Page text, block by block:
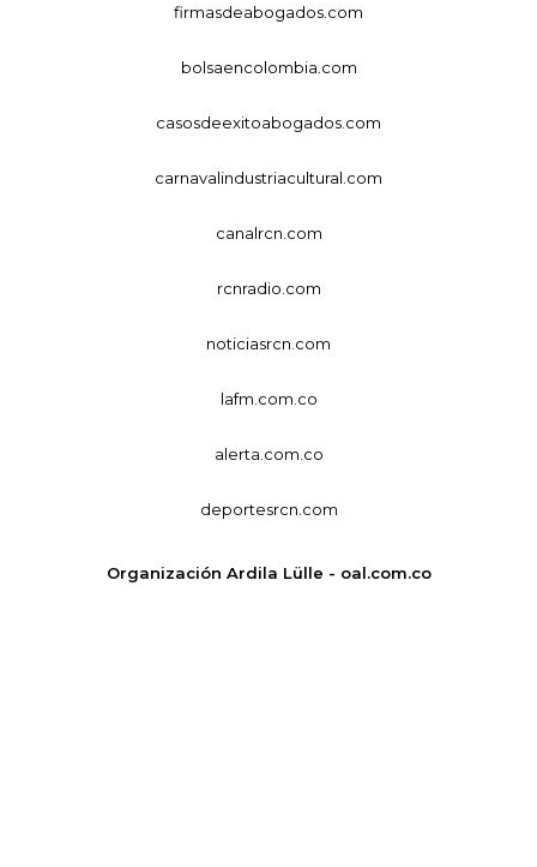
firmasdeabogados.com
bolsaencolombia.com
casosdeexitoabogados.com
carnavalindustriacultural.com
canalrcn.com
rcnradio.com
noticiasrcn.com
lafm.com.co
alerta.com.co
deportesrcn.com
Organización Ardila Lülle - oal.com.co